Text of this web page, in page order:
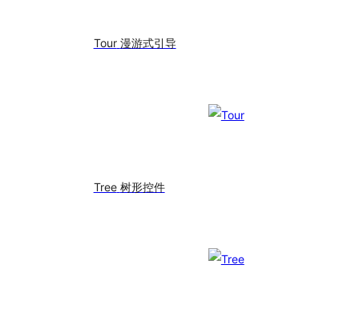
Tour 漫游式引导
Tree 树形控件